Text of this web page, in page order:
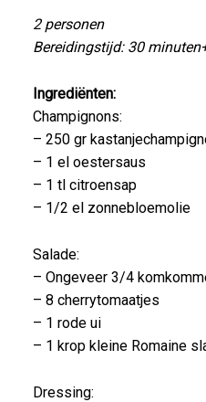
2 personen
Bereidingstijd: 30
Ingrediënten:
Champignons:
– 250 gr
– 1 el oestersaus
– 1 tl citroensap
– 1/2 el zonnebloemolie
Salade:
– Ongeveer 3/4
– 8 cherrytomaatjes
– 1 rode ui
– 1 krop kleine Romaine
Dressing: